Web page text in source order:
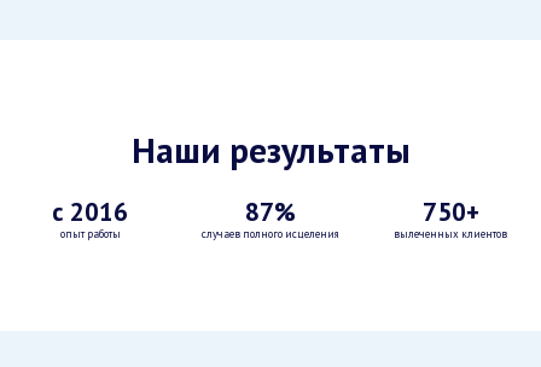
Наши результаты
с 2016
опыт работы
87%
случаев полного исцеления
750+
вылеченных клиентов